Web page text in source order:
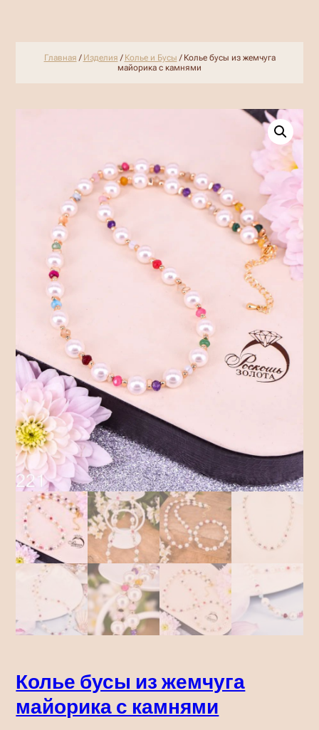
Главная / Изделия / Колье и Бусы / Колье бусы из жемчуга
майорика с камнями
Колье бусы из жемчуга
майорика с камнями